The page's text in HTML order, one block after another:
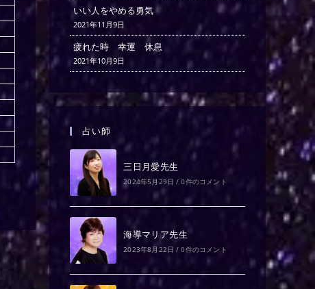
いい人をやめる勇気
2021年11月9日
疲れた時 幸運 休息
2021年10月9日
占い師
三日月愛先生
2024年5月29日 / 0件のコメント
海導マリア先生
2023年8月22日 / 0件のコメント